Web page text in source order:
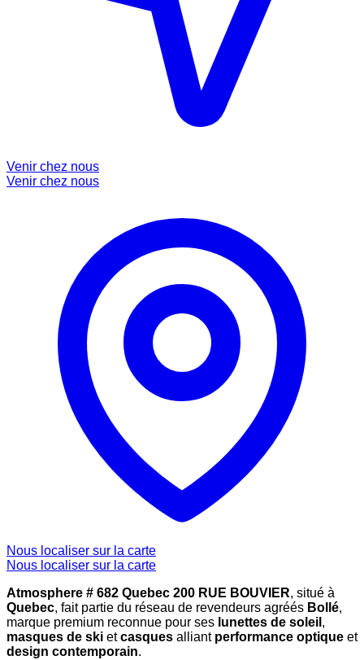
Venir chez nous
Venir chez nous
Nous localiser sur la carte
Nous localiser sur la carte
Atmosphere # 682 Quebec 200 RUE BOUVIER, situé à
Quebec, fait partie du réseau de revendeurs agréés Bollé,
marque premium reconnue pour ses lunettes de soleil ,
masques de ski etcasques alliant performance optique et
design contemporain.